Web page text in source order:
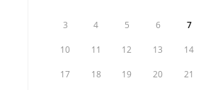
3 4 5 6 7
10 11 12 13 14
17 18 19 20 21